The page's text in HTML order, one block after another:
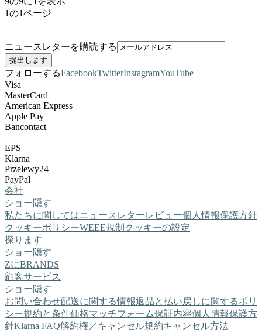
1の1ページ
ニュースレターを購読する
フォローするFacebookTwitterInstagramYouTube
Visa
MasterCard
American Express
Apple Pay
Bancontact
EPS
Klarna
Przelewy24
PayPal
会社
ショー隠す
私たちに関してはニュースレターレビュー個人情報保護方針
クッキーポリシーWEEE規制 クッキーの設定
探ります
ショー隠す
ZにBRANDS
顧客サービス
ショー隠す
お問い合わせ配送に関する情報返品と払い戻しに関するポリ
シー規約と条件価格マッチフォーム保証内容個人情報保護方
針Klarna FAQ解約権／キャンセル規約キャンセル方法